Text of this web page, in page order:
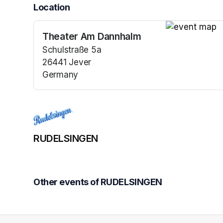
Location
Theater Am Dannhalm
Schulstraße 5a
26441 Jever
Germany
(opens in a new tab)
RUDELSINGEN
Other events of RUDELSINGEN